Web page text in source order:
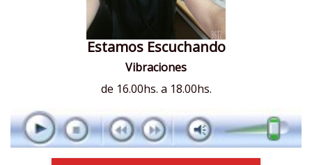
Estamos Escuchando
Vibraciones
de 16.00hs. a 18.00hs.